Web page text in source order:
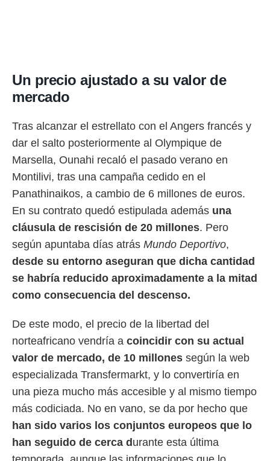
publicidad
de
1199
Un precio ajustado a su valor de
mercado
Tras alcanzar el estrellato con el Angers francés y
dar el salto posteriormente al Olympique de
Marsella, Ounahi recaló el pasado verano en
Montilivi, tras una campaña cedido en el
Panathinaikos, a cambio de 6 millones de euros.
En su contrato quedó estipulada además una
cláusula de rescisión de 20 millones. Pero
según apuntaba días atrás Mundo Deportivo,
desde su entorno aseguran que dicha cantidad
se habría reducido aproximadamente a la mitad
como consecuencia del descenso.
De este modo, el precio de la libertad del
norteafricano vendría a coincidir con su actual
valor de mercado, de 10 millones según la web
especializada Transfermarkt, y lo convertiría en
una pieza mucho más accesible y al mismo tiempo
más codiciada. No en vano, se da por hecho que
han sido varios los conjuntos europeos que lo
han seguido de cerca d urante esta última